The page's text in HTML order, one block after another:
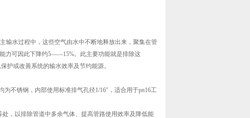
输水过程中，这些空气由水中不断地释放出来，聚集在管
力可因此下降约5——15%。此主要功能就是排除这
护或改善系统的输水效率及节约能源。
不锈钢，内部使用标准排气孔径1/16″，适合用于pn16工
，以排除管道中多余气体、提高管路使用效率及降低能